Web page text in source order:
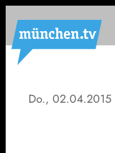
Do., 02.04.2015